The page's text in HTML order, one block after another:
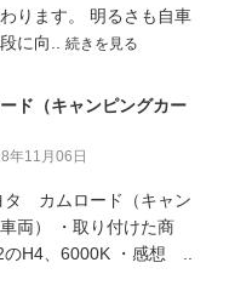
ります。 明るさも自車
に向.. 続きを見る
ド（キャンピングカー
年11月06日
タ カムロード（キャン
両） ・取り付けた商
、6000K ・感想 ..